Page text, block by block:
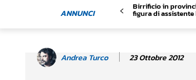
ANNUNCI
Birrificio in
figura di
Andrea Turco 23 Ottobre 2012